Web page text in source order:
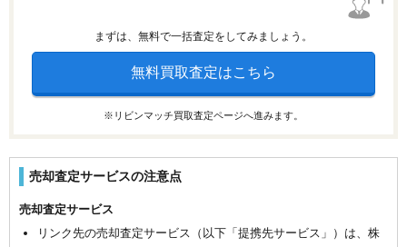
まずは、無料で一括査定をしてみましょう。
無料買取査定はこちら
※リビンマッチ買取査定ページへ進みます。
売却査定サービスの注意点
売却査定サービス
リンク先の売却査定サービス（以下「提携先サービス」）は、株